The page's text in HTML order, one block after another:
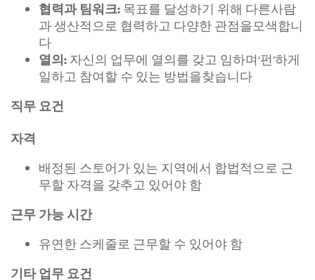
협력과 팀워크: 목표를 달성하기 위해 다른사람
과 생산적으로 협력하고 다양한 관점을모색합니
다
열의: 자신의 업무에 열의를 갖고 임하며‘펀’하게
일하고 참여할 수 있는 방법을찾습니다
직무 요건
자격
배정된 스토어가 있는 지역에서 합법적으로 근
무할 자격을 갖추고 있어야 함
근무 가능 시간
유연한 스케줄로 근무할 수 있어야 함
기타 업무 요건